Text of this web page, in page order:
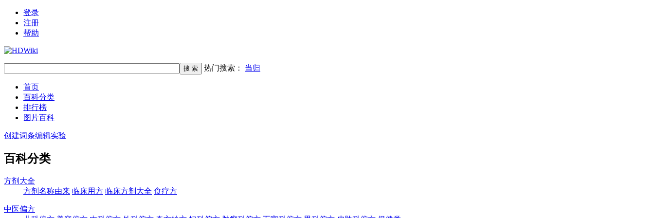
登录
注册
帮助
热门搜索： 当归
首页
百科分类
排行榜
图片百科
创建词条编辑实验
百科分类
方剂大全
方剂名称由来 临床用方 临床方剂大全 食疗方
中医偏方